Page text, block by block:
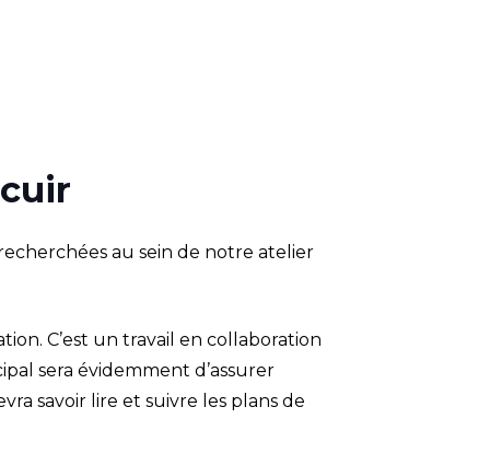
au sein de notre atelier
C’est un travail en collaboration
sera évidemment d’assurer
savoir lire et suivre les plans de